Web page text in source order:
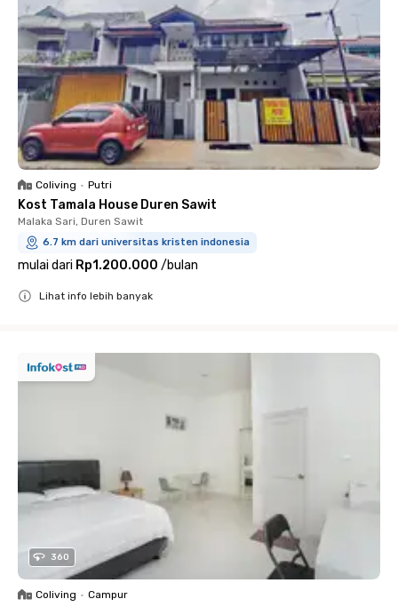
Coliving • Putri
Kost Tamala House Duren Sawit
Malaka Sari, Duren Sawit
6.7 km dari universitas kristen indonesia
mulai dari Rp1.200.000 /bulan
Lihat info lebih banyak
360
Coliving • Campur